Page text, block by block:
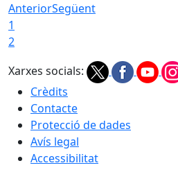
AnteriorSegüent
1
2
Xarxes socials:
Crèdits
Contacte
Protecció de dades
Avís legal
Accessibilitat